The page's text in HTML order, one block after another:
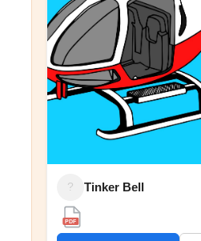
? Tinker Bell
PDF